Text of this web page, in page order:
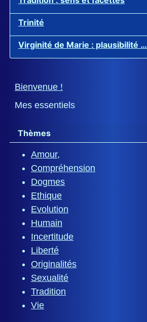
Bienvenue !
Mes essentiels
Thèmes
Amour,
Compréhension
Dogmes
Ethique
Evolution
Humain
Incertitude
Liberté
Originalités
Sexualité
Tradition
Vie
Trinité
Virginité de Marie : plausibilité …